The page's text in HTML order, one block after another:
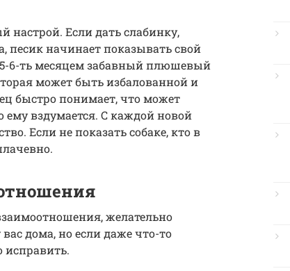
Если дать слабинку,
песик начинает показывать свой
5-6-ть месяцем забавный плюшевый
может быть избалованной и
быстро понимает, что может
ему вздумается. С каждой новой
Если не показать собаке, кто в
желательно
дома, но если даже что-то
исправить.